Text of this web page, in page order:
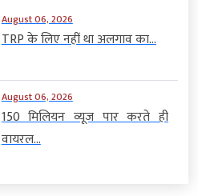
August 06, 2026
TRP के लिए नहीं था अलगाव का...
August 06, 2026
150 मिलियन व्यूज पार करते ही
वायरल...